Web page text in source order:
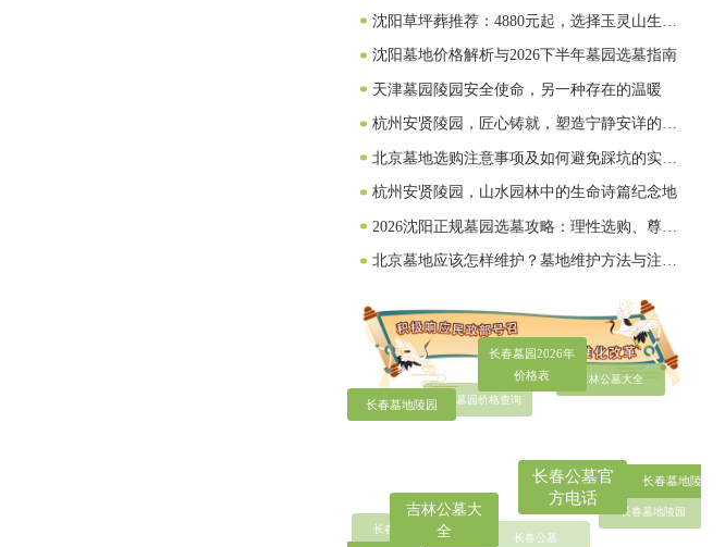
念园公墓（纪念林）、盘龙福地公墓
沈阳草坪葬推荐：4880元起，选择玉灵山生态
墓园，回归自然与孝道的完美结合
沈阳墓地价格解析与2026下半年墓园选墓指南
天津墓园陵园安全使命，另一种存在的温暖
杭州安贤陵园，匠心铸就，塑造宁静安详的永
恒家园
北京墓地选购注意事项及如何避免踩坑的实用
建议
杭州安贤陵园，山水园林中的生命诗篇纪念地
2026沈阳正规墓园选墓攻略：理性选购、尊严
安葬、长远安心
北京墓地应该怎样维护？墓地维护方法与注意
长春墓地陵园
长春墓地陵园
长春墓园价格查询 吉林公墓大全
长春墓地陵园
长春墓地陵园
长春墓园2026
长春公墓官方